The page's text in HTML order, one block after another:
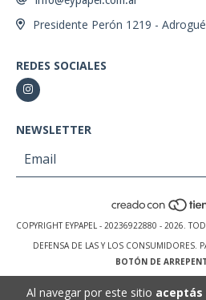
Al navegar por este sitio aceptás
Presidente Perón 1219 -
REDES SOCIALES
NEWSLETTER
COPYRIGHT EYPAPEL - 20236922880 - 2026.
DEFENSA DE LAS Y LOS CONSUMIDORES.
BOTÓN DE